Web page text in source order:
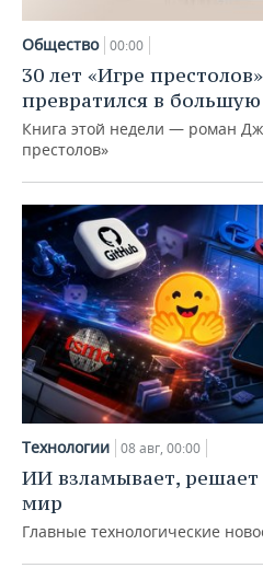
НЕФТЬ
ОПК
ЭНЕРГЕТИКА
РОЗНИЧНАЯ ТОРГОВЛЯ
ТРАНСПОРТ
УСЛУГИ
НОВОСТИ ТЕХНОЛОГИЙ
МЕДИА
МЕРОПРИЯТИЯ
НОВОСТИ МЕРОПРИЯТИЙ
ВЫЕЗДНАЯ РЕДАКЦИЯ
ONLINE-КОНФЕРЕНЦИИ
ОТКРЫТАЯ ЛЕКЦИЯ
СПОРТ
НОВОСТИ СПОРТА
ХОККЕЙ
БАСКЕТБОЛ
ВОЛЕЙБОЛ
КИБЕРСПОРТ
ФИГУРНОЕ КАТАНИЕ
ВОДНЫЕ ВИДЫ СПОРТА
ХОККЕЙ С МЯЧОМ
ОБЩЕСТВО
ВЛАСТЬ
ИНФРАСТРУКТУРА
ИСТОРИЯ
КУЛЬТУРА
МЕДИЦИНА
ПРОИСШЕСТВИЯ
СЮЖЕТЫ
СПРАВОЧНИК
СПИСОК ПЕРСОН
СПИСОК КОМПАНИЙ
ПОЛНАЯ ВЕРСИЯ
Общество 00:00
30 лет «Игре
превратился в большую
Книга этой недели — роман
престолов»
Технологии 08 авг, 00:00
ИИ взламывает, решает
мир
Главные технологические